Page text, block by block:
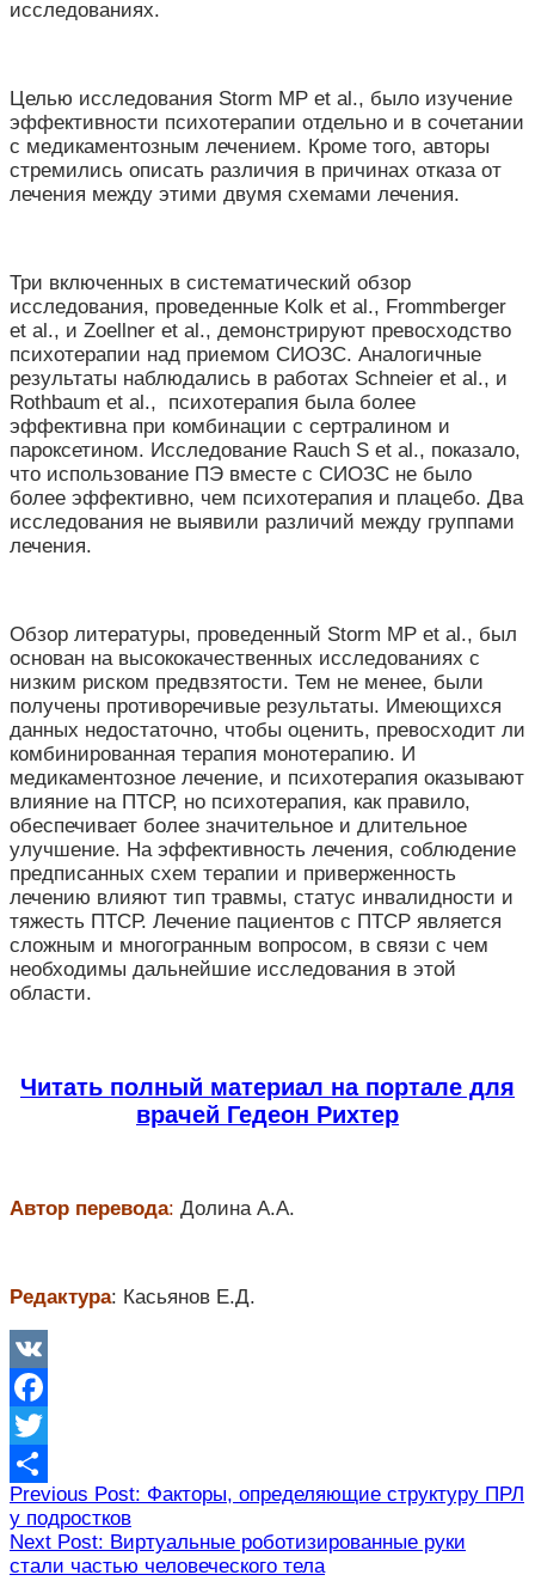
исследованиях.
Целью исследования Storm MP et al., было изучение
эффективности психотерапии отдельно и в сочетании
с медикаментозным лечением. Кроме того, авторы
стремились описать различия в причинах отказа от
лечения между этими двумя схемами лечения.
Три включенных в систематический обзор
исследования, проведенные Kolk et al., Frommberger
et al., и Zoellner et al., демонстрируют превосходство
психотерапии над приемом СИОЗС. Аналогичные
результаты наблюдались в работах Schneier et al., и
Rothbaum et al., психотерапия была более
эффективна при комбинации с сертралином и
пароксетином. Исследование Rauch S et al., показало,
что использование ПЭ вместе с СИОЗС не было
более эффективно, чем психотерапия и плацебо. Два
исследования не выявили различий между группами
лечения.
Обзор литературы, проведенный Storm MP et al., был
основан на высококачественных исследованиях с
низким риском предвзятости. Тем не менее, были
получены противоречивые результаты. Имеющихся
данных недостаточно, чтобы оценить, превосходит ли
комбинированная терапия монотерапию. И
медикаментозное лечение, и психотерапия оказывают
влияние на ПТСР, но психотерапия, как правило,
обеспечивает более значительное и длительное
улучшение. На эффективность лечения, соблюдение
предписанных схем терапии и приверженность
лечению влияют тип травмы, статус инвалидности и
тяжесть ПТСР. Лечение пациентов с ПТСР является
сложным и многогранным вопросом, в связи с чем
необходимы дальнейшие исследования в этой
области.
Читать полный материал на портале для
врачей Гедеон Рихтер
Автор перевода: Долина А.А.
Редактура: Касьянов Е.Д.
VK
Facebook
Twitter
Отправить
Навигация
по
записям
Previous Post: Факторы, определяющие структуру ПРЛ
у подростков
Next Post: Виртуальные роботизированные руки
стали частью человеческого тела